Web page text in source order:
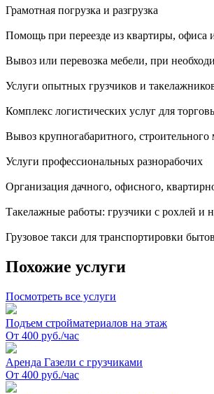
Грамотная погрузка и разгрузка
Помощь при переезде из квартиры, офиса
Вывоз или перевозка мебели, при
Услуги опытных грузчиков и
Комплекс логистических услуг для
Вывоз крупногабаритного, строительного
Услуги профессиональных разнорабочих
Организация дачного, офисного,
Такелажные работы: грузчики с рохлей и
Грузовое такси для транспортировки
Похожие услуги
Посмотреть все услуги
Подъем стройматериалов на этаж
От 400 руб./час
Аренда Газели с грузчиками
От 400 руб./час